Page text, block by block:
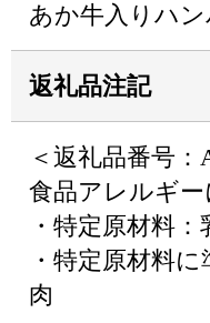
あか牛入りハン
返礼品注記
＜返礼品番号：
食品アレルギ
・特定原材料：
・特定原材料
肉